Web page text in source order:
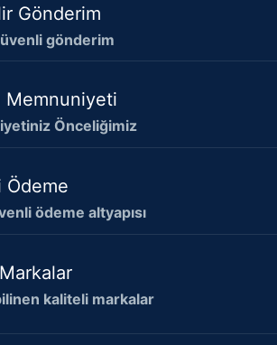
Gönderim
gönderim
Memnuniyeti
Önceliğimiz
Ödeme
ödeme altyapısı
kaliteli markalar